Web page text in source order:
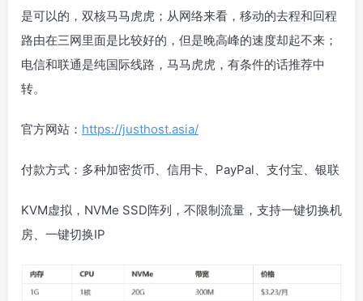
是可以的，双核马马虎虎；从网络来看，移动的去程和回程
路由在三网里面是比较好的，但是晚高峰的速度却起不来；
电信和联通是纯国际线路，马马虎虎，有条件的话推荐中
转。
官方网站： https://justhost.asia/
付款方式：多种加密货币、信用卡、PayPal、支付宝、银联
KVM虚拟，NVMe SSD阵列，不限制流量，支持一键切换机
房、一键切换IP